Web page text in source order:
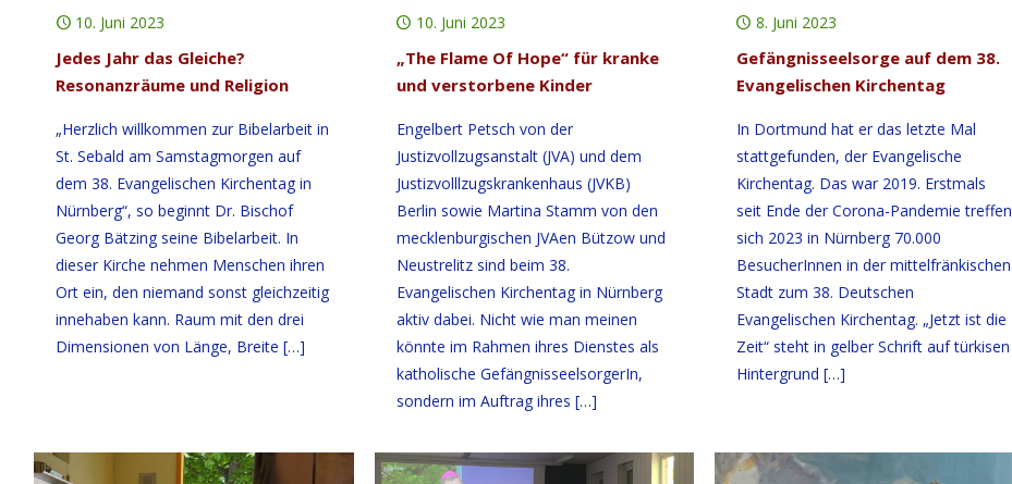
10. Juni 2023
Jedes Jahr das Gleiche?
Resonanzräume und Religion
„Herzlich willkommen zur Bibelarbeit in
St. Sebald am Samstagmorgen auf
dem 38. Evangelischen Kirchentag in
Nürnberg“, so beginnt Dr. Bischof
Georg Bätzing seine Bibelarbeit. In
dieser Kirche nehmen Menschen ihren
Ort ein, den niemand sonst gleichzeitig
innehaben kann. Raum mit den drei
Dimensionen von Länge, Breite […]
10. Juni 2023
„The Flame Of Hope“ für kranke
und verstorbene Kinder
Engelbert Petsch von der
Justizvollzugsanstalt (JVA) und dem
Justizvolllzugskrankenhaus (JVKB)
Berlin sowie Martina Stamm von den
mecklenburgischen JVAen Bützow und
Neustrelitz sind beim 38.
Evangelischen Kirchentag in Nürnberg
aktiv dabei. Nicht wie man meinen
könnte im Rahmen ihres Dienstes als
katholische GefängnisseelsorgerIn,
sondern im Auftrag ihres […]
8. Juni 2023
Gefängnisseelsorge auf dem 38.
Evangelischen Kirchentag
In Dortmund hat er das letzte Mal
stattgefunden, der Evangelische
Kirchentag. Das war 2019. Erstmals
seit Ende der Corona-Pandemie treffen
sich 2023 in Nürnberg 70.000
BesucherInnen in der mittelfränkischen
Stadt zum 38. Deutschen
Evangelischen Kirchentag. „Jetzt ist die
Zeit“ steht in gelber Schrift auf türkisen
Hintergrund […]